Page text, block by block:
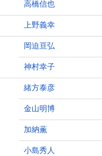
高橋信也
上野義幸
岡迫亘弘
神村幸子
緒方泰彦
金山明博
加納薫
小島秀人